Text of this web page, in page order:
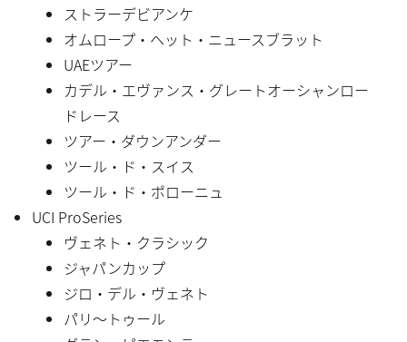
ストラーデビアンケ
オムロープ・ヘット・ニュースブラット
UAEツアー
カデル・エヴァンス・グレートオーシャンロー
ドレース
ツアー・ダウンアンダー
ツール・ド・スイス
ツール・ド・ポローニュ
UCI ProSeries
ヴェネト・クラシック
ジャパンカップ
ジロ・デル・ヴェネト
パリ〜トゥール